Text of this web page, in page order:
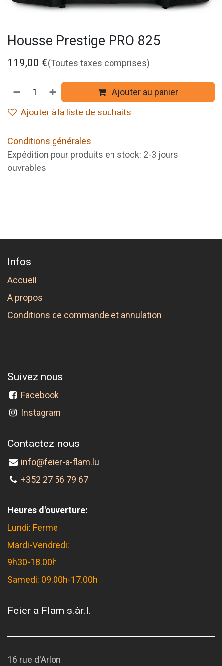
Housse Prestige PRO 825
119,00 €(Toutes taxes comprises)
Ajouter au panier
Ajouter à la liste de souhaits
Conditions générales
Expédition pour produits en stock: 2-3 jours
ouvrables
Infos
Accueil
A propos
Conditions de commande et annulation
Suivez nous
Facebook
Instagram
Contactez-nous
info@feier-a-flam.lu
+352 27 56 79 67
Heures d'ouverture:
Lundi: Fermé
Mardi-Vendredi:
9h30-18.00h
Samedi: 09.00h-17.00h
Feier a Flam s.àr.l.
16 rue d'Arlon